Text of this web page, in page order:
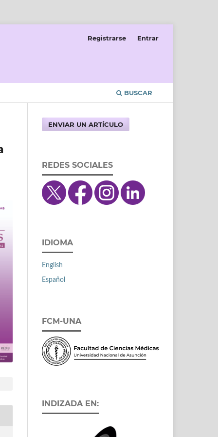
BUSCAR
Registrarse Entrar
ENVIAR UN ARTÍCULO
REDES SOCIALES
IDIOMA
English
Español
FCM-UNA
INDIZADA EN: